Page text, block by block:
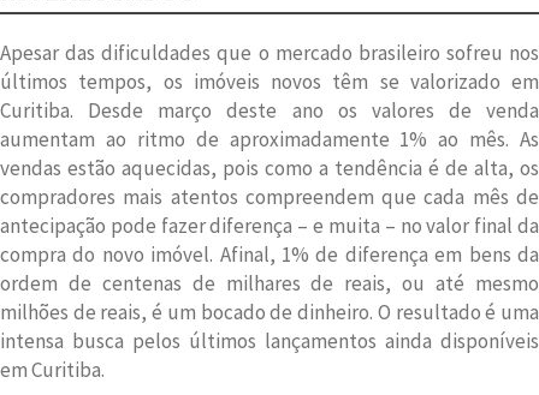
Apesar das dificuldades que o mercado brasileiro sofreu nos
últimos tempos, os imóveis novos têm se valorizado em
Curitiba. Desde março deste ano os valores de venda
aumentam ao ritmo de aproximadamente 1% ao mês. As
vendas estão aquecidas, pois como a tendência é de alta, os
compradores mais atentos compreendem que cada mês de
antecipação pode fazer diferença – e muita – no valor final da
compra do novo imóvel. Afinal, 1% de diferença em bens da
ordem de centenas de milhares de reais, ou até mesmo
milhões de reais, é um bocado de dinheiro. O resultado é uma
intensa busca pelos últimos lançamentos ainda disponíveis
em Curitiba.